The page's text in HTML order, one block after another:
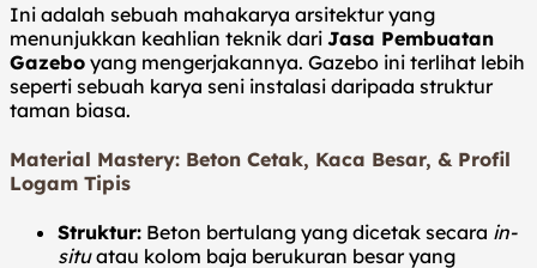
Ini adalah sebuah mahakarya arsitektur yang
menunjukkan keahlian teknik dari Jasa Pembuatan
Gazebo yang mengerjakannya. Gazebo ini terlihat lebih
seperti sebuah karya seni instalasi daripada struktur
taman biasa.
Material Mastery: Beton Cetak, Kaca Besar, & Profil
Logam Tipis
Struktur: Beton bertulang yang dicetak secara in-
situatau kolom baja berukuran besar yang